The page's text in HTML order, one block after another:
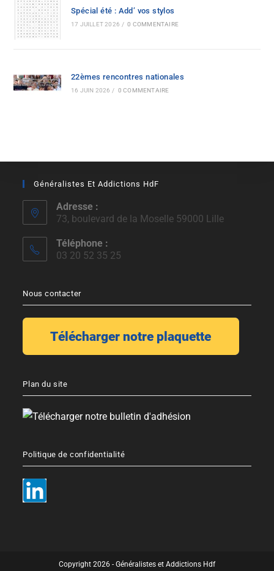
Spécial été : Add’ vos stylos
17 JUILLET 2026 / 0 COMMENTAIRE
22èmes rencontres nationales
16 JUIN 2026 / 0 COMMENTAIRE
Généralistes Et Addictions HdF
Adresse :
73, boulevard de la Moselle 59000 Lille
Téléphone :
03 20 52 35 25
Nous contacter
Plan du site
Politique de confidentialité
Copyright 2026 - Généralistes et Addictions Hdf